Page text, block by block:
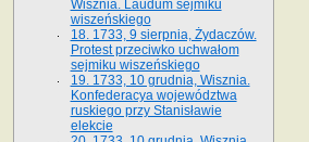
Wisznia. Laudum sejmiku
wiszeńskiego
18. 1733, 9 sierpnia, Żydaczów.
Protest przeciwko uchwałom
sejmiku wiszeńskiego
19. 1733, 10 grudnia, Wisznia.
Konfederacya województwa
ruskiego przy Stanisławie
elekcie